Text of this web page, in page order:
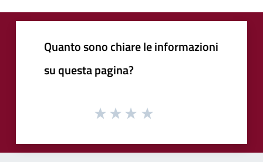
Quanto sono chiare le informazioni
su questa pagina?